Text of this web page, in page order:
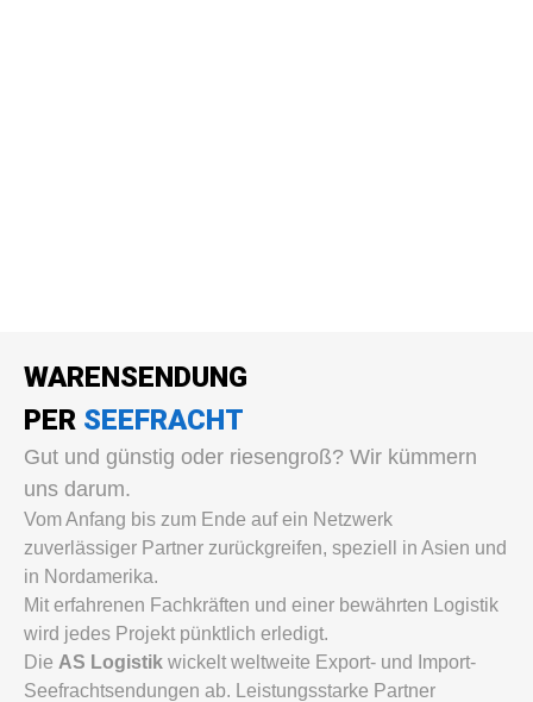
WARENSENDUNG
PER SEEFRACHT
Gut und günstig oder riesengroß? Wir kümmern
uns darum.
Vom Anfang bis zum Ende auf ein Netzwerk
zuverlässiger Partner zurückgreifen, speziell in Asien und
in Nordamerika.
Mit erfahrenen Fachkräften und einer bewährten Logistik
wird jedes Projekt pünktlich erledigt.
Die AS Logistik wickelt weltweite Export- und Import-
Seefrachtsendungen ab. Leistungsstarke Partner